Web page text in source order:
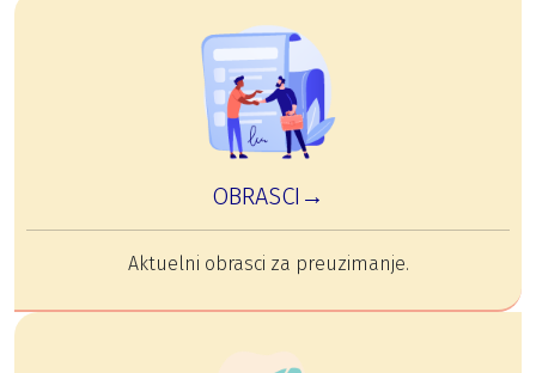
OBRASCI→
Aktuelni obrasci za preuzimanje.